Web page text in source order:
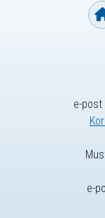
e-post
e-